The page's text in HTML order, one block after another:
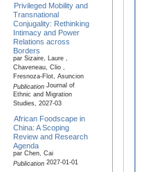
Privileged Mobility and
Transnational
Conjugality: Rethinking
Intimacy and Power
Relations across
Borders
par Sizaire, Laure ,
Chaveneau, Clio ,
Fresnoza-Flot, Asuncion
PublicationJournal of
Ethnic and Migration
Studies, 2027-03
African Foodscape in
China: A Scoping
Review and Research
Agenda
par Chen, Cai
Publication2027-01-01